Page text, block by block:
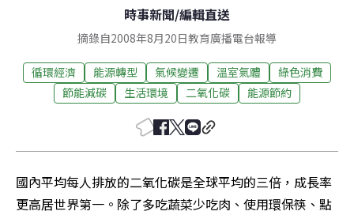
時事新聞/編輯直送
摘錄自2008年8月20日教育廣播電台報導
循環經濟 能源轉型 氣候變遷 溫室氣體
綠色消費
節能減碳
生活環境 二氧化碳 能源節約
國內平均每人排放的二氧化碳是全球平均的三倍，成長率
更高居世界第一。除了多吃蔬菜少吃肉、使用環保筷、點